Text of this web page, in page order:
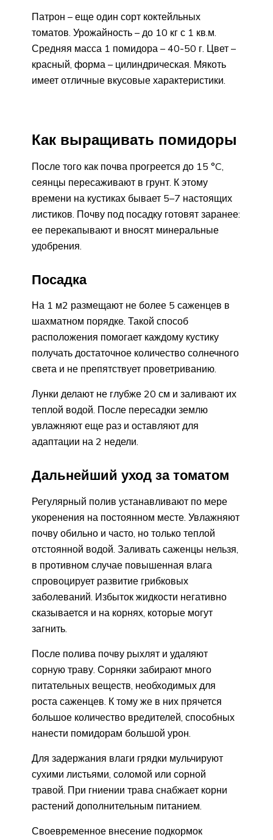
Патрон – еще один сорт коктейльных
томатов. Урожайность – до 10 кг с 1 кв.м.
Средняя масса 1 помидора – 40-50 г. Цвет –
красный, форма – цилиндрическая. Мякоть
имеет отличные вкусовые характеристики.
Как выращивать помидоры
После того как почва прогреется до 15 °C,
сеянцы пересаживают в грунт. К этому
времени на кустиках бывает 5–7 настоящих
листиков. Почву под посадку готовят заранее:
ее перекапывают и вносят минеральные
удобрения.
Посадка
На 1 м2 размещают не более 5 саженцев в
шахматном порядке. Такой способ
расположения помогает каждому кустику
получать достаточное количество солнечного
света и не препятствует проветриванию.
Лунки делают не глубже 20 см и заливают их
теплой водой. После пересадки землю
увлажняют еще раз и оставляют для
адаптации на 2 недели.
Дальнейший уход за томатом
Регулярный полив устанавливают по мере
укоренения на постоянном месте. Увлажняют
почву обильно и часто, но только теплой
отстоянной водой. Заливать саженцы нельзя,
в противном случае повышенная влага
спровоцирует развитие грибковых
заболеваний. Избыток жидкости негативно
сказывается и на корнях, которые могут
загнить.
После полива почву рыхлят и удаляют
сорную траву. Сорняки забирают много
питательных веществ, необходимых для
роста саженцев. К тому же в них прячется
большое количество вредителей, способных
нанести помидорам большой урон.
Для задержания влаги грядки мульчируют
сухими листьями, соломой или сорной
травой. При гниении трава снабжает корни
растений дополнительным питанием.
Своевременное внесение подкормок